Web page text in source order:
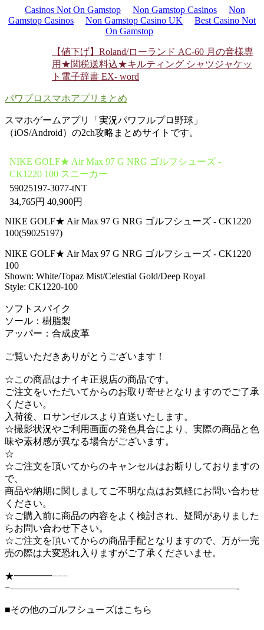
Casinos Not On Gamstop Non Gamstop Casinos
Non
Gamstop Casinos
Non Gamstop Casino UK
Best Casino Not
On Gamstop
【値下げ】Roland/ローランド AC-60 月の音様専
用 ★関税送料込★キルティング シャツジャケッ
ト 電子辞書 EX- word
パワプロスマホアプリまとめ
スマホゲームアプリ「実況パワフルプロ野球」
（iOS/Android）の2ch攻略まとめサイトです。
NIKE GOLF★ Air Max 97 G NRG ゴルフシューズ -
CK1220 100 スニーカー
59025197-3077-tNT
34,765円 40,900円
NIKE GOLF★ Air Max 97 G NRG ゴルフシューズ - CK1220
100(59025197)
NIKE GOLF★ Air Max 97 G NRG ゴルフシューズ - CK1220
100
Shown: White/Topaz Mist/Celestial Gold/Deep Royal
Style: CK1220-100
ソフトスパイク
ソール：樹脂製
アッパー：合成皮革
ご覧いただきありがとうございます！
☆この商品はナイキ正規店の商品です。
ご注文をいただいてからのお取り寄せとなりますのでご了承
ください。
入荷後、ロサンゼルスより直送いたします。
☆撮影状況やご利用画面の発色具合により、実際の商品と色
味や素材感が異なる場合がございます。
☆
☆ご注文を頂いてからのキャンセルはお断りしておりますの
で、
商品や納期に関しましてご不明な点はお気軽にお問い合わせ
ください。
☆ご購入前に商品の内容をよく検討され、疑問がありました
らお問い合わせ下さい。
☆ご注文を頂いてからの商品手配となりますので、万が一完
売の際は大変恐れ入りますがご了承くださいませ。
★━━━━−−−
−――――――――――――――――――――――――-
■その他のゴルフシューズはこちら